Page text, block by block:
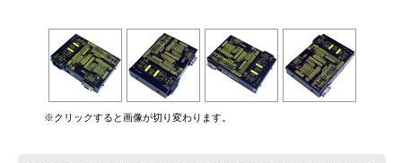
※クリックすると画像が切り変わります。